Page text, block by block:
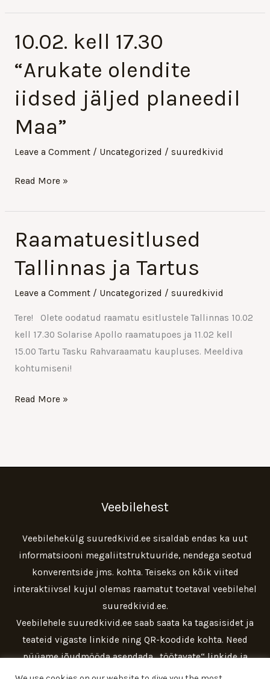
10.02. kell 17.30
“Arukate olendite
iidsed jäljed planeedil
Maa”
Leave a Comment / Uncategorized / suuredkivid
10.02.
kell
17.30
olendite
iidsed
jäljed
planeedil
Read More »
Raamatuesitlused
Tallinnas ja Tartus
Leave a Comment / Uncategorized / suuredkivid
Tere! Olete oodatud raamatu esitlustele Tallinnas 10.02
kell 17.30 Solarise Apollo raamatupoes ja 11.02 kell
15.00 Tartu Tasku Rahvaraamatu kaupluses. Meeldiva
kohtumiseni!
Raamatuesitlused
Tallinnas
Read More »
Veebilehest
Veebilehekülg suuredkivid.ee sisaldab endas ka uut
informatsiooni megaliitstruktuuride, nendega seotud
konverentside jms. kohta. Teiseks on kõik viited
interaktiivsel kujul olemas raamatut toetaval veebilehel
suuredkivid.ee.
Veebilehele suuredkivid.ee saab saata ka tagasisidet ja
teateid vigaste linkide ning QR-koodide kohta. Need
püüame jõudmööda asendada „töötavate“ linkide ja
videomaterjalidega.